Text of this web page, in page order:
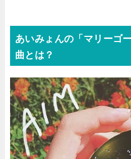
あいみょんの「マリーゴ
曲とは？